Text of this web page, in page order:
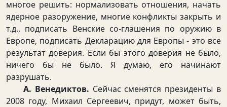
многое решить: нормализовать отношения, начать
ядерное разоружение, многие конфликты закрыть и
т.д., подписать Венские со-глашения по оружию в
Европе, подписать Декларацию для Европы - это все
результат доверия. Если бы этого доверия не было,
ничего бы не было. Я думаю, его начинают
разрушать.
А. Венедиктов. Сейчас сменятся президенты в
2008 году, Михаил Сергеевич, придут, может быть,